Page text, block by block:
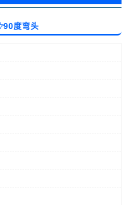
90度弯头